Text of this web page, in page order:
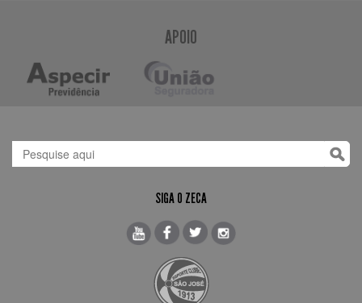
APOIO
SIGA O ZECA